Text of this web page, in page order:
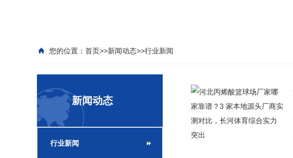
您的位置： 首页>>新闻动态>>行业新闻
新闻动态
行业新闻